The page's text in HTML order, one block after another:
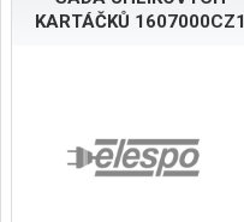
KARTÁČKŮ 1607000CZ1